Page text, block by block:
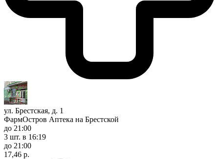
ул. Брестская, д. 1
ФармОстров Аптека на Брестской
до 21:00
3 шт. в 16:19
до 21:00
17,46 р.